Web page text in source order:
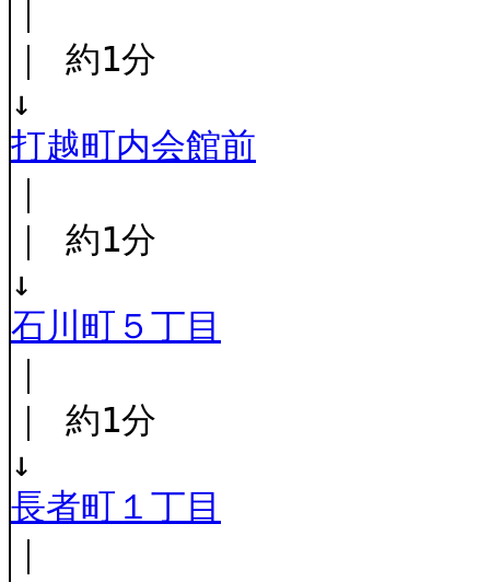
｜ 約1分
↓
打越町内会館前
｜ 約1分
↓
石川町５丁目
｜ 約1分
↓
長者町１丁目